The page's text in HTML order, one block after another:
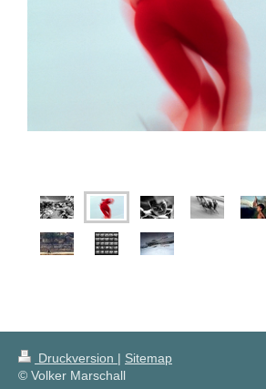
Druckversion | Sitemap
© Volker Marschall